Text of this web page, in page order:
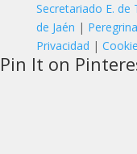
Secretariado E. de
de Jaén |
Privacidad |
Pin It on